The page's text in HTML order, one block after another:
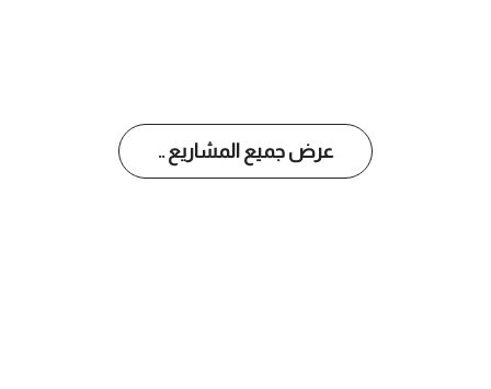
عرض جميع المشاريع ..